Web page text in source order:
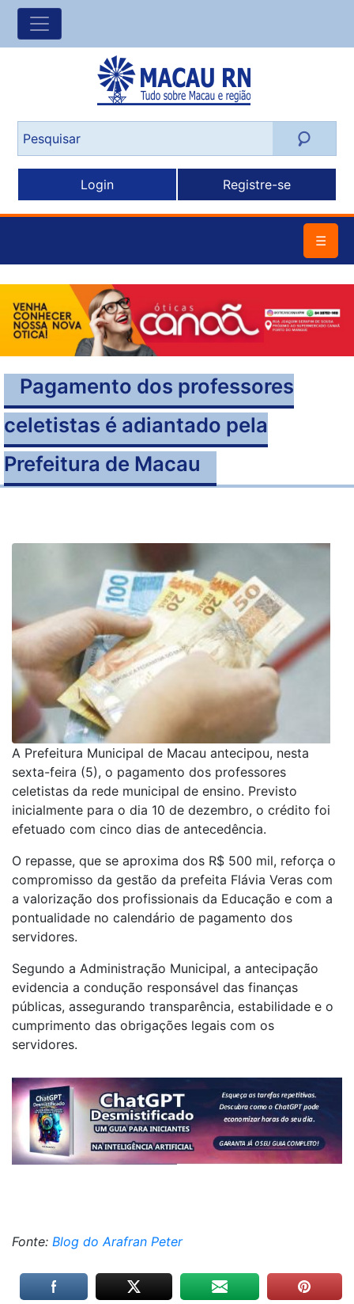
Login Registre-se
☰
Pagamento dos professores
celetistas é adiantado pela
Prefeitura de Macau
A Prefeitura Municipal de Macau antecipou, nesta
sexta-feira (5), o pagamento dos professores
celetistas da rede municipal de ensino. Previsto
inicialmente para o dia 10 de dezembro, o crédito foi
efetuado com cinco dias de antecedência.
O repasse, que se aproxima dos R$ 500 mil, reforça o
compromisso da gestão da prefeita Flávia Veras com
a valorização dos profissionais da Educação e com a
pontualidade no calendário de pagamento dos
servidores.
Segundo a Administração Municipal, a antecipação
evidencia a condução responsável das finanças
públicas, assegurando transparência, estabilidade e o
cumprimento das obrigações legais com os
servidores.
Fonte: Blog do Arafran Peter